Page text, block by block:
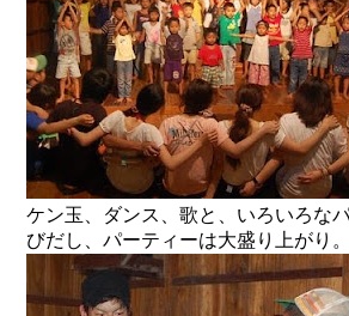
ケン玉、ダンス、歌と、いろいろな
びだし、パーティーは大盛り上がり。